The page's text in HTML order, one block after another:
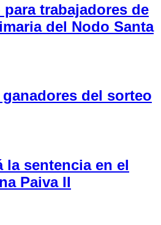
trabajadores de
del Nodo Santa
del sorteo
la sentencia en el
Paiva II